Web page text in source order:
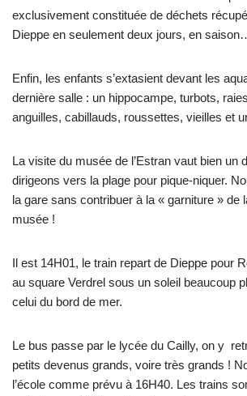
exclusivement constituée de déchets
Dieppe en seulement deux jours, en
Enfin, les enfants s’extasient devant les
dernière salle : un hippocampe, turbots,
anguilles, cabillauds, roussettes, vieilles et
La visite du musée de l’Estran vaut bien un
dirigeons vers la plage pour pique-niquer.
la gare sans contribuer à la « garniture » de
musée !
Il est 14H01, le train repart de Dieppe pour
au square Verdrel sous un soleil beaucoup
celui du bord de mer.
Le bus passe par le lycée du Cailly, on y
petits devenus grands, voire très grands !
l’école comme prévu à 16H40. Les trains